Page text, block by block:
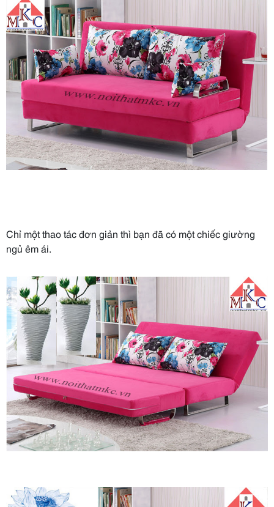
Chỉ một thao tác đơn giản thì bạn đã có một chiếc giường
ngủ êm ái.